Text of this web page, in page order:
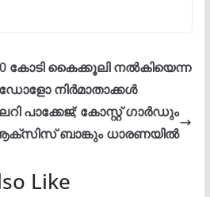
കോടി കൈക്കൂലി നല്‍കിയെന്ന
നിര്‍മാതാക്കള്‍
പാക്കേജ്; കോസ്റ്റ് ഗാര്‍ഡും
ബാങ്കും ധാരണയില്‍
Like